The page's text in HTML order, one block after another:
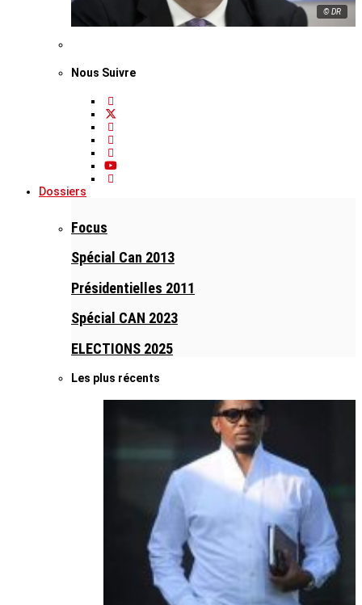
© DR
Nous Suivre
Dossiers
Focus
Spécial Can 2013
Présidentielles 2011
Spécial CAN 2023
ELECTIONS 2025
Les plus récents